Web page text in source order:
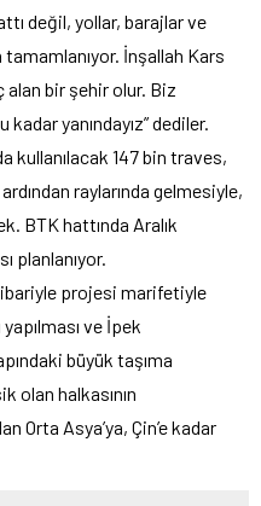
değil, yollar, barajlar ve
tamamlanıyor. İnşallah Kars
alan bir şehir olur. Biz
yanındayız” dediler.
kullanılacak 147 bin traves,
raylarında gelmesiyle,
BTK hattında Aralık
planlanıyor.
projesi marifetiyle
ve İpek
büyük taşıma
olan halkasının
Orta Asya’ya, Çin’e kadar